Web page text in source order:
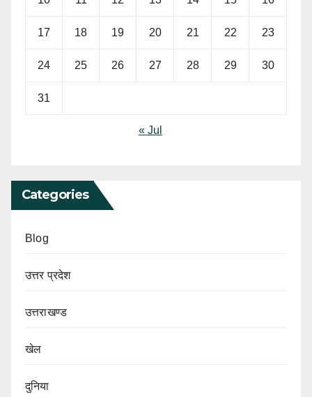
17 18 19 20 21 22 23
24 25 26 27 28 29 30
31
« Jul
Categories
Blog
उत्तर प्रदेश
उत्तराखण्ड
खेल
दुनिया